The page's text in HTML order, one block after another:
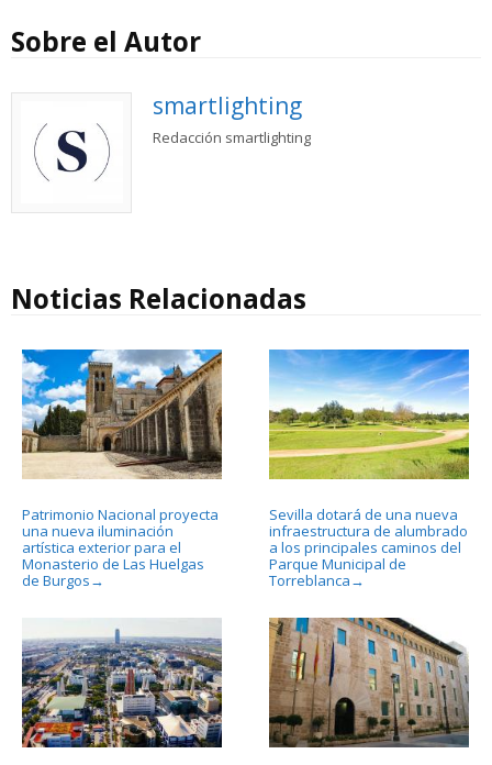
Sobre el Autor
smartlighting
Redacción smartlighting
Noticias Relacionadas
Patrimonio Nacional proyecta
una nueva iluminación
artística exterior para el
Monasterio de Las Huelgas
de Burgos →
Sevilla dotará de una nueva
infraestructura de alumbrado
a los principales caminos del
Parque Municipal de
Torreblanca →